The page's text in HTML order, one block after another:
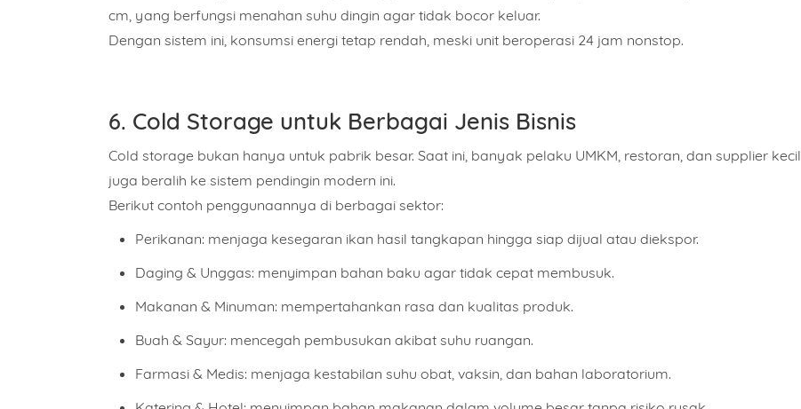
cm, yang berfungsi menahan suhu dingin agar tidak bocor keluar.
Dengan sistem ini, konsumsi energi tetap rendah, meski unit beroperasi 24 jam nonstop.
6. Cold Storage untuk Berbagai Jenis Bisnis
Cold storage bukan hanya untuk pabrik besar. Saat ini, banyak pelaku UMKM, restoran, dan supplier kecil
juga beralih ke sistem pendingin modern ini.
Berikut contoh penggunaannya di berbagai sektor:
Perikanan: menjaga kesegaran ikan hasil tangkapan hingga siap dijual atau diekspor.
Daging & Unggas: menyimpan bahan baku agar tidak cepat membusuk.
Makanan & Minuman: mempertahankan rasa dan kualitas produk.
Buah & Sayur: mencegah pembusukan akibat suhu ruangan.
Farmasi & Medis: menjaga kestabilan suhu obat, vaksin, dan bahan laboratorium.